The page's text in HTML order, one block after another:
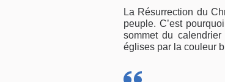
La Résurrection du
peuple. C’est
sommet du
églises par la couleur